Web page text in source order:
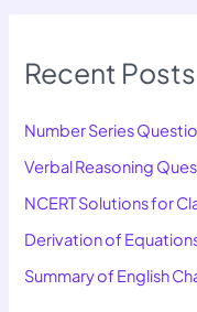
Recent Posts
Number Series
Verbal Reasoning
NCERT Solutions for
Derivation of
Summary of English